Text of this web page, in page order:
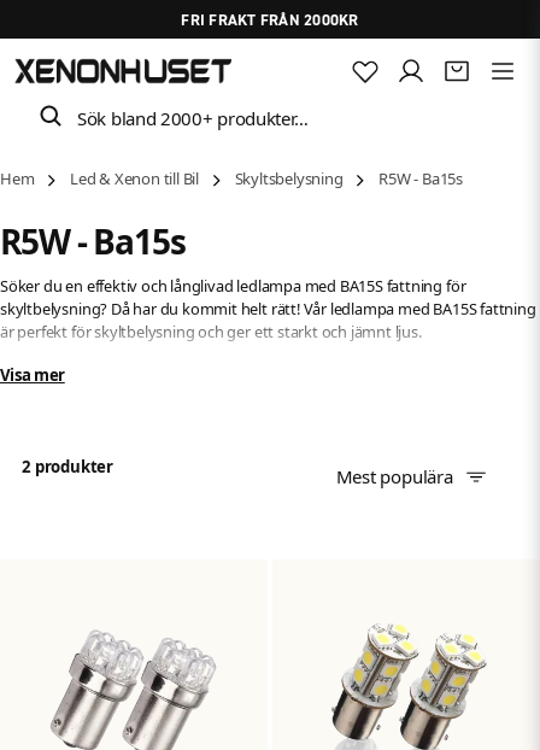
FRI FRAKT FRÅN 2000KR
Sök bland 2000+ produkter…
Hem Led & Xenon till Bil Skyltsbelysning R5W - Ba15s
R5W - Ba15s
Söker du en effektiv och långlivad ledlampa med BA15S fattning för
skyltbelysning? Då har du kommit helt rätt! Vår ledlampa med BA15S fattning
är perfekt för skyltbelysning och ger ett starkt och jämnt ljus.
Med en låg energiåtgång och lång livslängd på upp till 50 000 timmar kan du
Om du vill ha en ledlampa med BA15S fattning som är långlivad, effektiv och
Visa mer
2 produkter Mest populära